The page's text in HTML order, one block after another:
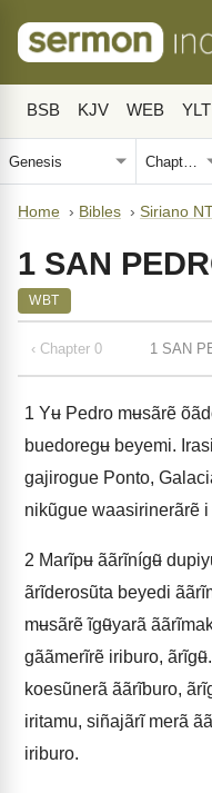
BSB KJV WEB YLT
Home › Bibles › Siriano
1 SAN
WBT
‹ Chapter 0 1 SAN
1 Yʉ Pedro mʉsãrẽ
buedoregʉ beyemi.
gajirogue Ponto,
nikũgue waasirinerãrẽ
2 Marĩpʉ ããrĩnígʉ̃
ãrĩderosũta beyedi
mʉsãrẽ ĩgʉ̃yarã
gããmerĩrẽ iriburo,
koesũnerã ããrĩburo,
iritamu, siñajãrĩ merã
iriburo.